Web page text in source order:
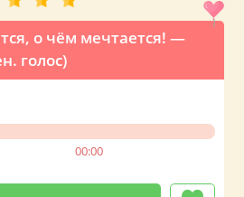
о чём мечтается! —
голос)
00:00